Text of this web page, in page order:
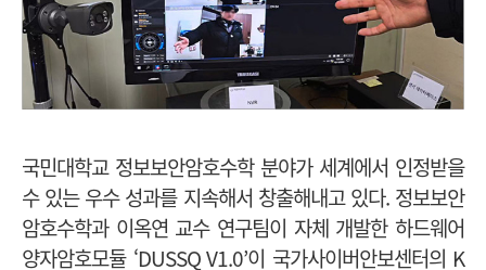
국민대학교 정보보안암호수학 분야가 세계에서 인정받을
수 있는 우수 성과를 지속해서 창출해내고 있다. 정보보안
암호수학과 이옥연 교수 연구팀이 자체 개발한 하드웨어
양자암호모듈 ‘DUSSQ V1.0’이 국가사이버안보센터의 K